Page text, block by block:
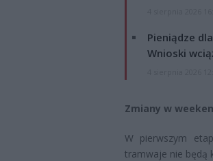
Pieniądze
Wnioski
Zmiany w
W pierwszym
tramwaje nie będą